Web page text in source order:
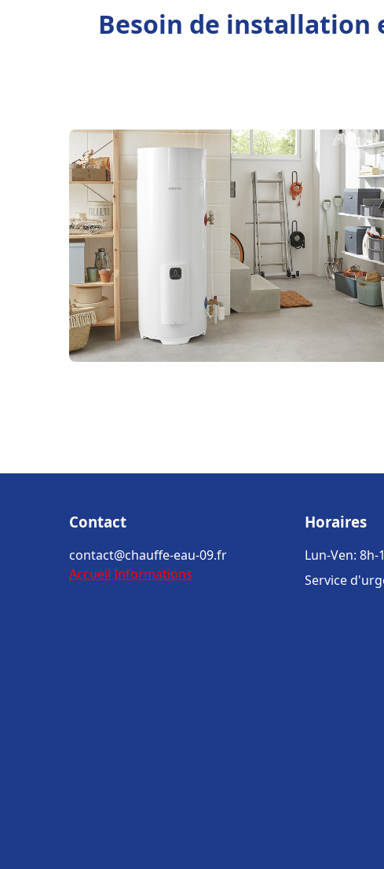
Besoin de installation
Contact
contact@chauffe-eau-09.fr
Accueil Informations
Horaires
Lun-Ven: 8h-
Service